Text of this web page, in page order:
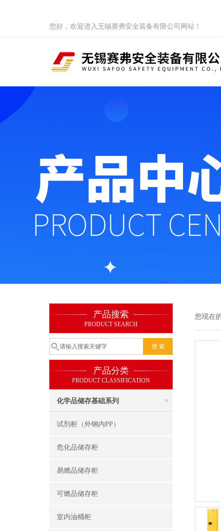
您好，欢迎进入无锡赛弗安全装备有限公司网站！
产品搜索
PRODUCT SEARCH
产品分类
PRODUCT CLASSIFICATION
化学品储存基础系列
试剂柜（外钢内PP）
危化品储存柜
易燃品储存柜
可燃品储存柜
室内油桶柜
您现在